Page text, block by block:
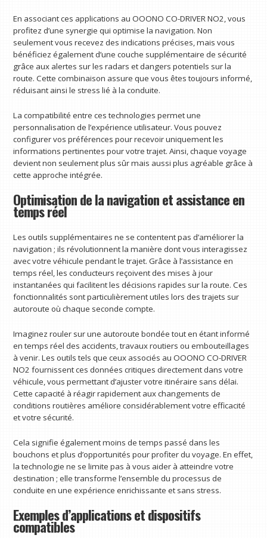
En associant ces applications au OOONO CO-DRIVER NO2, vous
profitez d’une synergie qui optimise la navigation. Non
seulement vous recevez des indications précises, mais vous
bénéficiez également d’une couche supplémentaire de sécurité
grâce aux alertes sur les radars et dangers potentiels sur la
route. Cette combinaison assure que vous êtes toujours informé,
réduisant ainsi le stress lié à la conduite.
La compatibilité entre ces technologies permet une
personnalisation de l’expérience utilisateur. Vous pouvez
configurer vos préférences pour recevoir uniquement les
informations pertinentes pour votre trajet. Ainsi, chaque voyage
devient non seulement plus sûr mais aussi plus agréable grâce à
cette approche intégrée.
Optimisation de la navigation et assistance en
temps réel
Les outils supplémentaires ne se contentent pas d’améliorer la
navigation ; ils révolutionnent la manière dont vous interagissez
avec votre véhicule pendant le trajet. Grâce à l’assistance en
temps réel, les conducteurs reçoivent des mises à jour
instantanées qui facilitent les décisions rapides sur la route. Ces
fonctionnalités sont particulièrement utiles lors des trajets sur
autoroute où chaque seconde compte.
Imaginez rouler sur une autoroute bondée tout en étant informé
en temps réel des accidents, travaux routiers ou embouteillages
à venir. Les outils tels que ceux associés au OOONO CO-DRIVER
NO2 fournissent ces données critiques directement dans votre
véhicule, vous permettant d’ajuster votre itinéraire sans délai.
Cette capacité à réagir rapidement aux changements de
conditions routières améliore considérablement votre efficacité
et votre sécurité.
Cela signifie également moins de temps passé dans les
bouchons et plus d’opportunités pour profiter du voyage. En effet,
la technologie ne se limite pas à vous aider à atteindre votre
destination ; elle transforme l’ensemble du processus de
conduite en une expérience enrichissante et sans stress.
Exemples d’applications et dispositifs
compatibles